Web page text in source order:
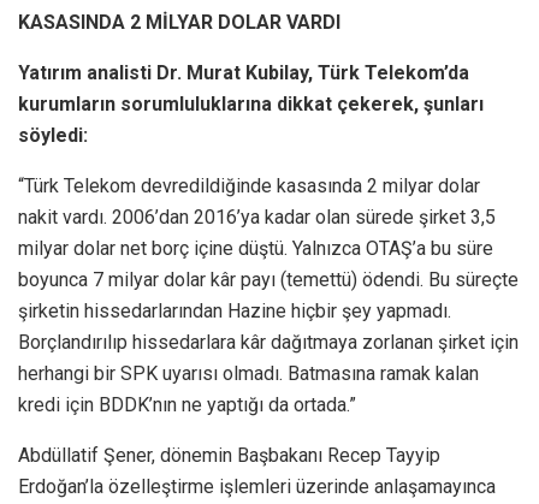
KASASINDA 2 MİLYAR DOLAR VARDI
Yatırım analisti Dr. Murat Kubilay, Türk Telekom’da
kurumların sorumluluklarına dikkat çekerek, şunları
söyledi:
“Türk Telekom devredildiğinde kasasında 2 milyar dolar
nakit vardı. 2006’dan 2016’ya kadar olan sürede şirket 3,5
milyar dolar net borç içine düştü. Yalnızca OTAŞ’a bu süre
boyunca 7 milyar dolar kâr payı (temettü) ödendi. Bu süreçte
şirketin hissedarlarından Hazine hiçbir şey yapmadı.
Borçlandırılıp hissedarlara kâr dağıtmaya zorlanan şirket için
herhangi bir SPK uyarısı olmadı. Batmasına ramak kalan
kredi için BDDK’nın ne yaptığı da ortada.”
Abdüllatif Şener, dönemin Başbakanı Recep Tayyip
Erdoğan’la özelleştirme işlemleri üzerinde anlaşamayınca